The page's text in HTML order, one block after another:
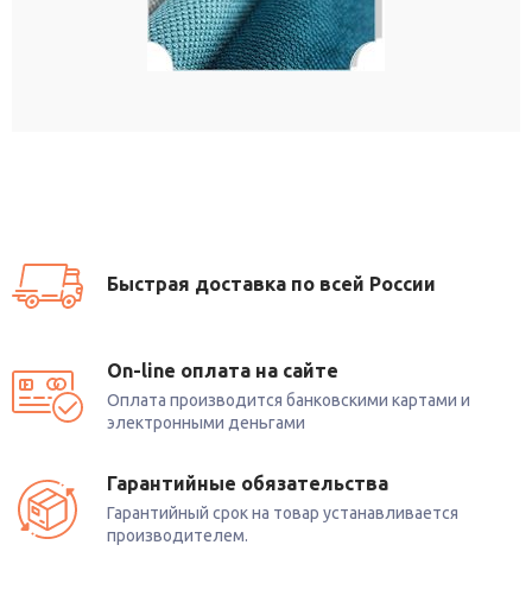
Быстрая доставка по всей России
On-line оплата на сайте
Оплата производится банковскими картами и
электронными деньгами
Гарантийные обязательства
Гарантийный срок на товар устанавливается
производителем.